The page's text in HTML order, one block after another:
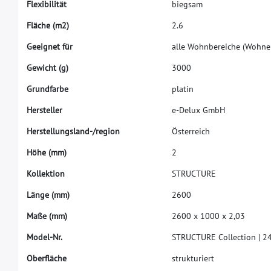
Flexibilität biegsam
Fläche (m2) 2.6
Geeignet für alle Wohnbereiche (Wohne
Gewicht (g) 3000
Grundfarbe platin
Hersteller e-Delux GmbH
Herstellungsland-/region Österreich
Höhe (mm)
2
Kollektion STRUCTURE
Länge (mm) 2600
Maße (mm) 2600 x 1000 x 2,03
Model-Nr. STRUCTURE Collection | 2
Oberfäche strukturiert